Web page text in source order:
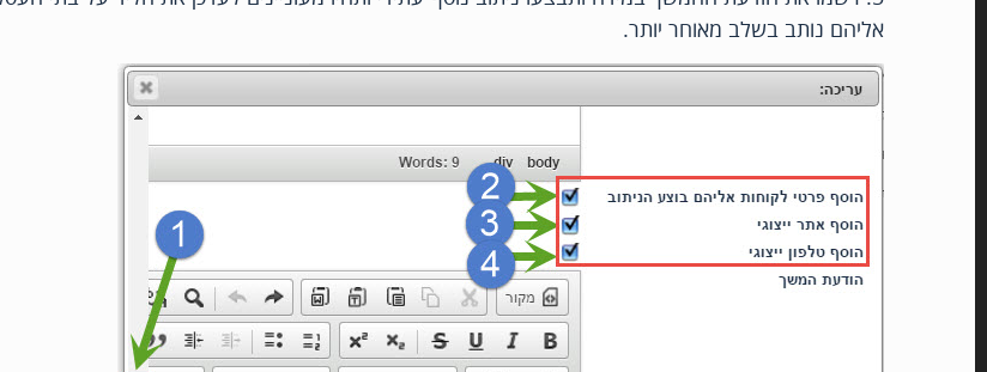
אליהם נותב בשלב מאוחר יותר.